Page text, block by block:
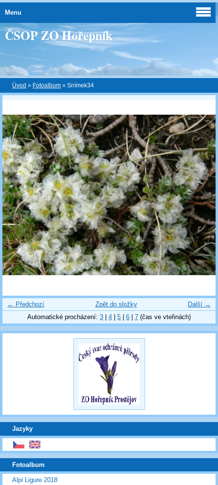
ČSOP ZO Hořepník
Úvod » Fotoalbum » Snímek34
← Předchozí Další →
Zpět do složky
Automatické procházení: 3 4 5 6 7 (čas ve vteřinách)
Jazyky
Menu
Fotoalbum
Alpi Ligure 2018